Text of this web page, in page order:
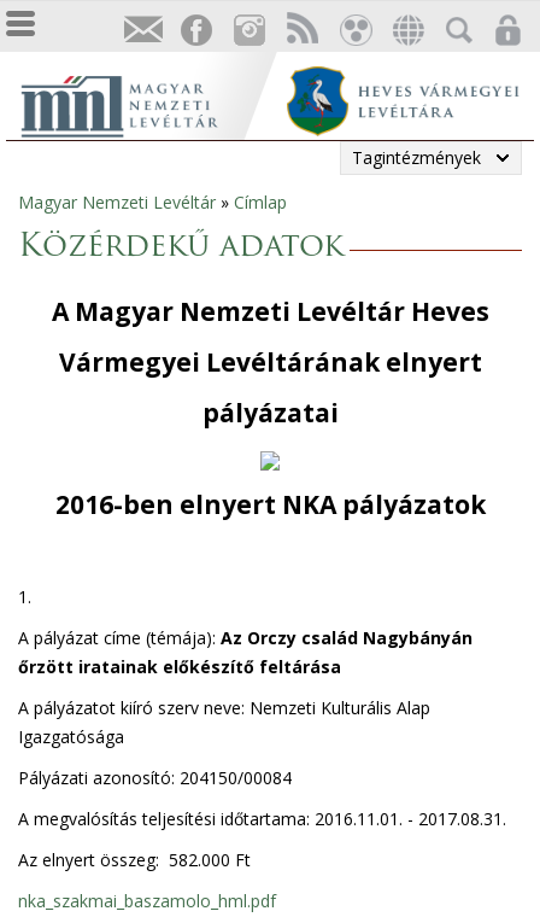
Tagintézmények
Jelenlegi
hely
Magyar Nemzeti Levéltár » Címlap
Közérdekű adatok
A Magyar Nemzeti Levéltár Heves
Vármegyei Levéltárának elnyert
pályázatai
2016-ben elnyert NKA pályázatok
1.
A pályázat címe (témája): Az Orczy család Nagybányán
őrzött iratainak előkészítő feltárása
A pályázatot kiíró szerv neve: Nemzeti Kulturális Alap
Igazgatósága
Pályázati azonosító: 204150/00084
A megvalósítás teljesítési időtartama: 2016.11.01. - 2017.08.31.
Az elnyert összeg: 582.000 Ft
nka_szakmai_baszamolo_hml.pdf